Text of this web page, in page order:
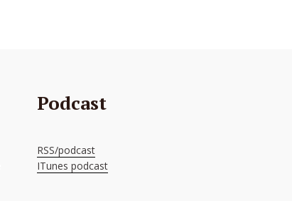
Podcast
RSS/podcast
ITunes podcast